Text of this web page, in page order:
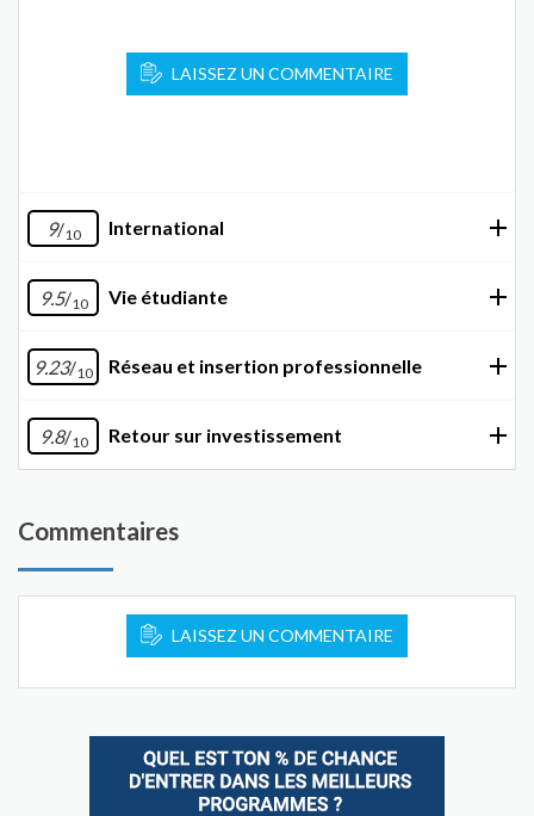
LAISSEZ UN COMMENTAIRE
9/10 International
9.5/10 Vie étudiante
9.23/10 Réseau et insertion professionnelle
9.8/10 Retour sur investissement
Commentaires
LAISSEZ UN COMMENTAIRE